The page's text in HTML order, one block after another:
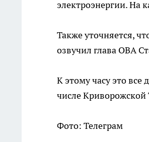
электроэнергии. На
Также уточняется,
озвучил глава ОВА
К этому часу это
числе
Фото: Телеграм